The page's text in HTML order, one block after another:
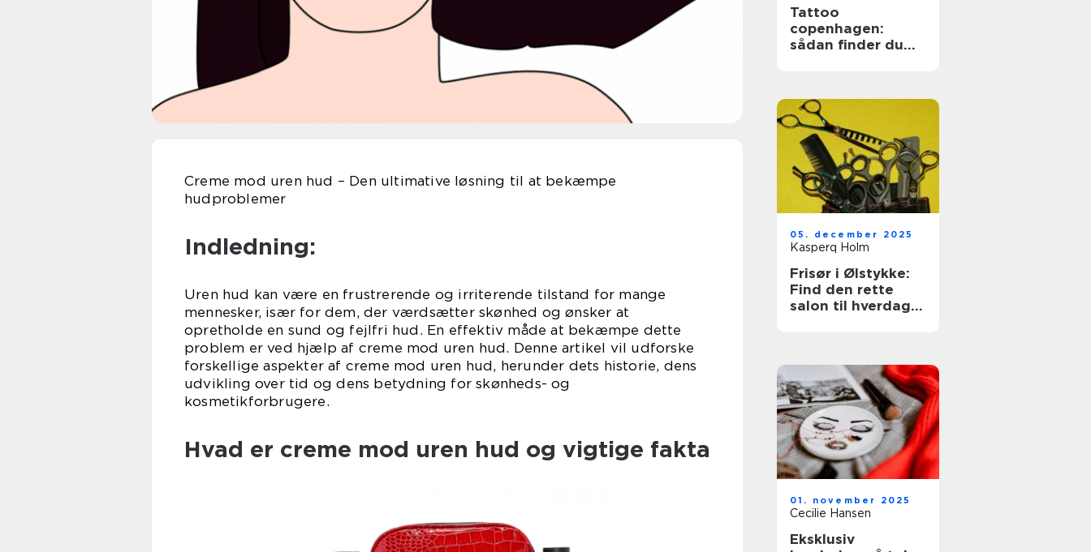
Creme mod uren hud – Den ultimative løsning til at bekæmpe
hudproblemer
Indledning:
Uren hud kan være en frustrerende og irriterende tilstand for mange
mennesker, især for dem, der værdsætter skønhed og ønsker at
opretholde en sund og fejlfri hud. En effektiv måde at bekæmpe dette
problem er ved hjælp af creme mod uren hud. Denne artikel vil udforske
forskellige aspekter af creme mod uren hud, herunder dets historie, dens
udvikling over tid og dens betydning for skønheds- og
kosmetikforbrugere.
Hvad er creme mod uren hud og vigtige fakta
Tattoo
copenhagen:
sådan finder du
05. december 2025
Kasperq Holm
Frisør i Ølstykke:
Find den rette
salon til hverdag
01. november 2025
Cecilie Hansen
Eksklusiv